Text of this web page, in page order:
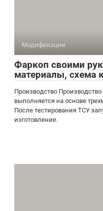
Модификации
Фаркоп своими
материалы, схема
Производство
выполняется на основе
После тестирования ТСУ
изготовление.